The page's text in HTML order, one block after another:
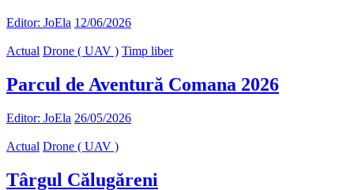
Editor: JoEla 12/06/2026
Actual Drone ( UAV ) Timp liber
Parcul de Aventură Comana 2026
Editor: JoEla 26/05/2026
Actual Drone ( UAV )
Târgul Călugăreni